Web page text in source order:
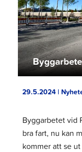
29.5.2024 |
Byggarbetet vid
bra fart, nu kan
kommer att se